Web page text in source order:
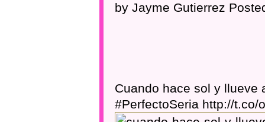
by Jayme Gutierrez
Cuando hace sol y
#PerfectoSeria http://t.co/